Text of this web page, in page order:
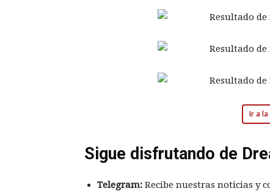
Ir a
Sigue disfrutando de
Telegram: Recibe nuestras noticias y